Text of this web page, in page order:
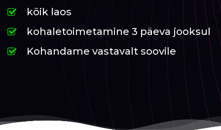
kõik laos
kohaletoimetamine 3 päeva jooksul
Kohandame vastavalt soovile